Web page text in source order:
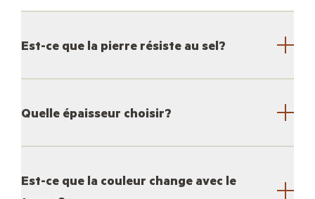
Est-ce que la pierre résiste au sel?
Quelle épaisseur choisir?
Est-ce que la couleur change avec le